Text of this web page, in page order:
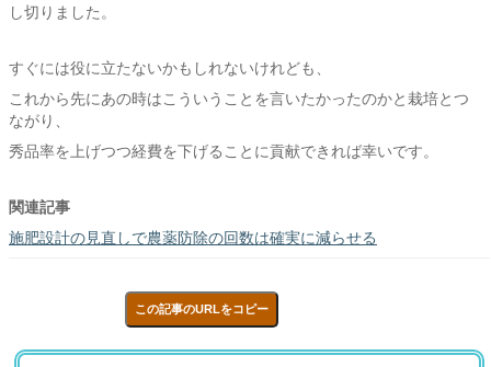
し切りました。
すぐには役に立たないかもしれないけれども、
これから先にあの時はこういうことを言いたかったのかと栽培とつ
ながり、
秀品率を上げつつ経費を下げることに貢献できれば幸いです。
関連記事
施肥設計の見直しで農薬防除の回数は確実に減らせる
この記事のURLをコピー